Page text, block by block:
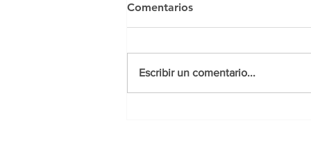
Comentarios
Escribir un comentario...